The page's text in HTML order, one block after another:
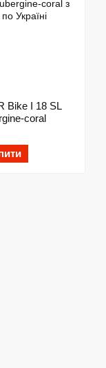
Bike I 18 SL
coral